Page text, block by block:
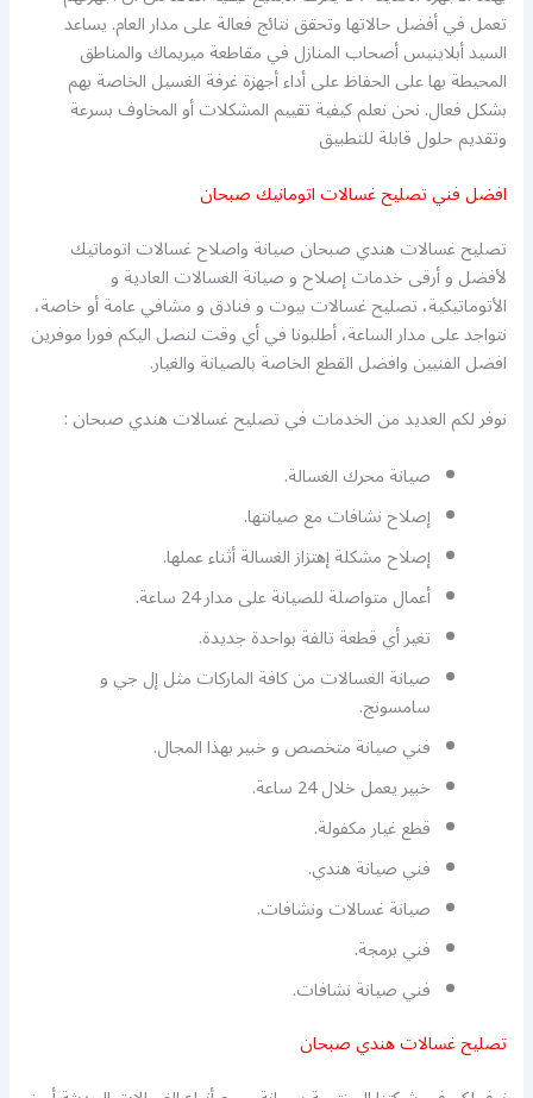
تعمل في أفضل حالاتها وتحقق نتائج فعالة على مدار العام. يساعد
السيد أبلاينيس أصحاب المنازل في مقاطعة ميريماك والمناطق
المحيطة بها على الحفاظ على أداء أجهزة غرفة الغسيل الخاصة بهم
بشكل فعال. نحن نعلم كيفية تقييم المشكلات أو المخاوف بسرعة
وتقديم حلول قابلة للتطبيق
افضل فني تصليح غسالات اتومانيك صبحان
تصليح غسالات هندي صبحان صيانة واصلاح غسالات اتوماتيك
لأفضل و أرقى خدمات إصلاح و صيانة الغسالات العادية و
الأتوماتيكية، تصليح غسالات بيوت و فنادق و مشافي عامة أو خاصة،
نتواجد على مدار الساعة، أطلبونا في أي وقت لنصل اليكم فورا موفرين
افضل الفنيين وافضل القطع الخاصة بالصيانة والغيار.
نوفر لكم العديد من الخدمات في تصليح غسالات هندي صبحان :
صيانة محرك الغسالة.
إصلاح نشافات مع صيانتها.
إصلاح مشكلة إهتزاز الغسالة أثناء عملها.
أعمال متواصلة للصيانة على مدار 24 ساعة.
تغير أي قطعة تالفة بواحدة جديدة.
صيانة الغسالات من كافة الماركات مثل إل جي و
سامسونج.
فني صيانة متخصص و خبير بهذا المجال.
خبير يعمل خلال 24 ساعة.
قطع غيار مكفولة.
فني صيانة هندي.
صيانة غسالات ونشافات.
فني برمجة.
فني صيانة نشافات.
تصليح غسالات هندي صبحان